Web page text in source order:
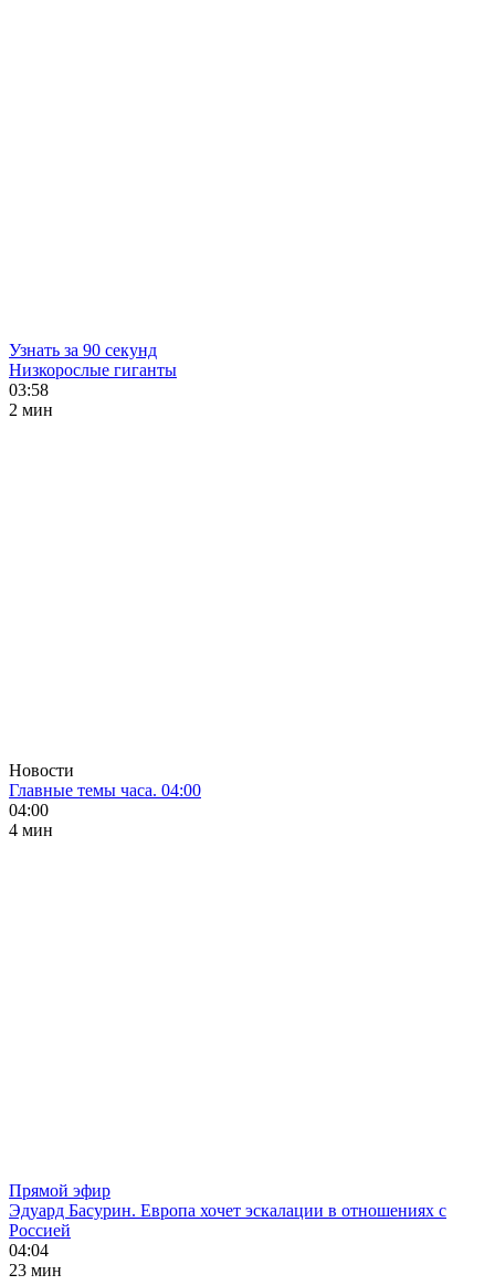
Узнать за 90 секунд
Низкорослые гиганты
03:58
2 мин
Новости
Главные темы часа. 04:00
04:00
4 мин
Прямой эфир
Эдуард Басурин. Европа хочет эскалации в отношениях с
Россией
04:04
23 мин